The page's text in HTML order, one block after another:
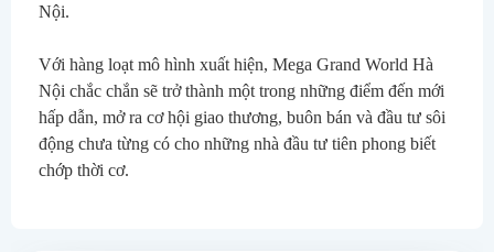
Nội.
Với hàng loạt mô hình xuất hiện, Mega Grand World Hà
Nội chắc chắn sẽ trở thành một trong những điểm đến mới
hấp dẫn, mở ra cơ hội giao thương, buôn bán và đầu tư sôi
động chưa từng có cho những nhà đầu tư tiên phong biết
chớp thời cơ.